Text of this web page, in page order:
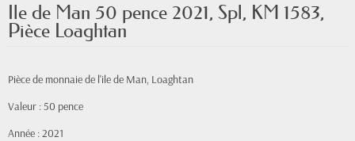
Ile de Man 50 pence 2021, Spl, KM 1583,
Pièce Loaghtan
Pièce de monnaie de l'ile de Man, Loaghtan
Valeur : 50 pence
Année : 2021